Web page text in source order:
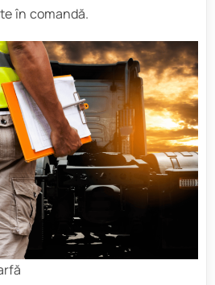
în comandă.